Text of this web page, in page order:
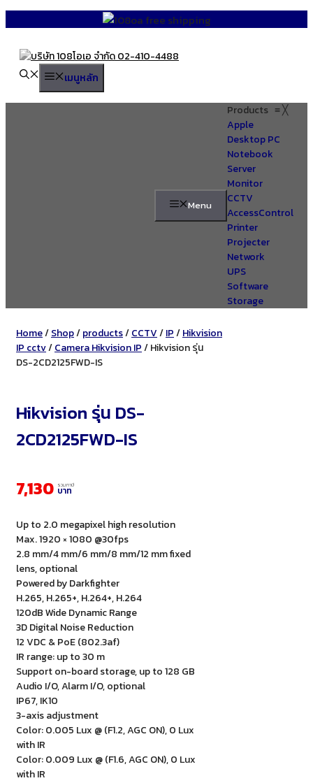
content
เมนูหลัก
Menu
Products ≡╳
Apple
Desktop PC
Notebook
Server
Monitor
CCTV
AccessControl
Printer
Projecter
Network
UPS
Software
Storage
Home/Shop/products/CCTV/IP/Hikvision
IP cctv/Camera Hikvision IP/ Hikvision รุ่น
DS-2CD2125FWD-IS
Hikvision รุ่น DS-
2CD2125FWD-IS
7,130 รวมภาษี
บาท
Up to 2.0 megapixel high resolution
Max. 1920 × 1080 @30fps
2.8 mm/4 mm/6 mm/8 mm/12 mm fixed
lens, optional
Powered by Darkfighter
H.265, H.265+, H.264+, H.264
120dB Wide Dynamic Range
3D Digital Noise Reduction
12 VDC & PoE (802.3af)
IR range: up to 30 m
Support on-board storage, up to 128 GB
Audio I/O, Alarm I/O, optional
IP67, IK10
3-axis adjustment
Color: 0.005 Lux @ (F1.2, AGC ON), 0 Lux
with IR
Color: 0.009 Lux @ (F1.6, AGC ON), 0 Lux
with IR